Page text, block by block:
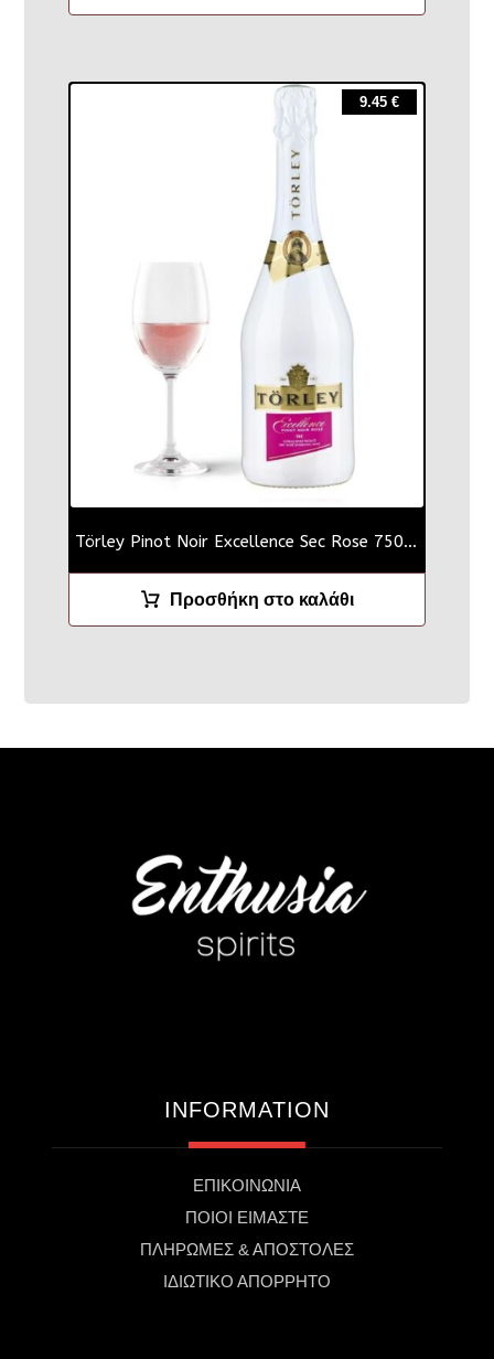
Törley Pinot Noir Excellence Sec Rose 750ml
9.45 €
Προσθήκη στο καλάθι
INFORMATION
ΕΠΙΚΟΙΝΩΝΙΑ
ΠΟΙΟΙ ΕΙΜΑΣΤΕ
ΠΛΗΡΩΜΕΣ & ΑΠΟΣΤΟΛΕΣ
ΙΔΙΩΤΙΚΟ ΑΠΟΡΡΗΤΟ